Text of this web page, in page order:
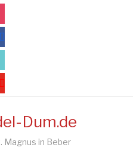
Magnus in Beber